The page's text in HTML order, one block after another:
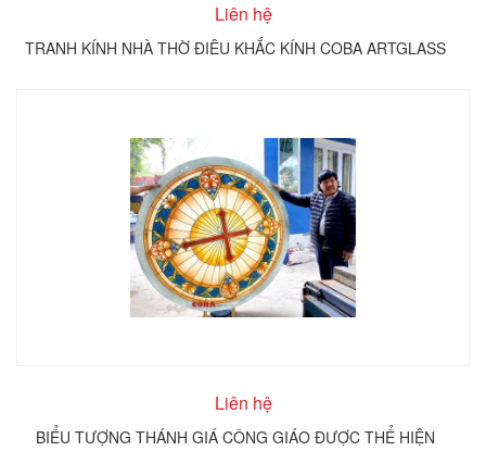
Liên hệ
TRANH KÍNH NHÀ THỜ ĐIÊU KHẮC KÍNH COBA ARTGLASS
Liên hệ
BIỂU TƯỢNG THÁNH GIÁ CÔNG GIÁO ĐƯỢC THỂ HIỆN